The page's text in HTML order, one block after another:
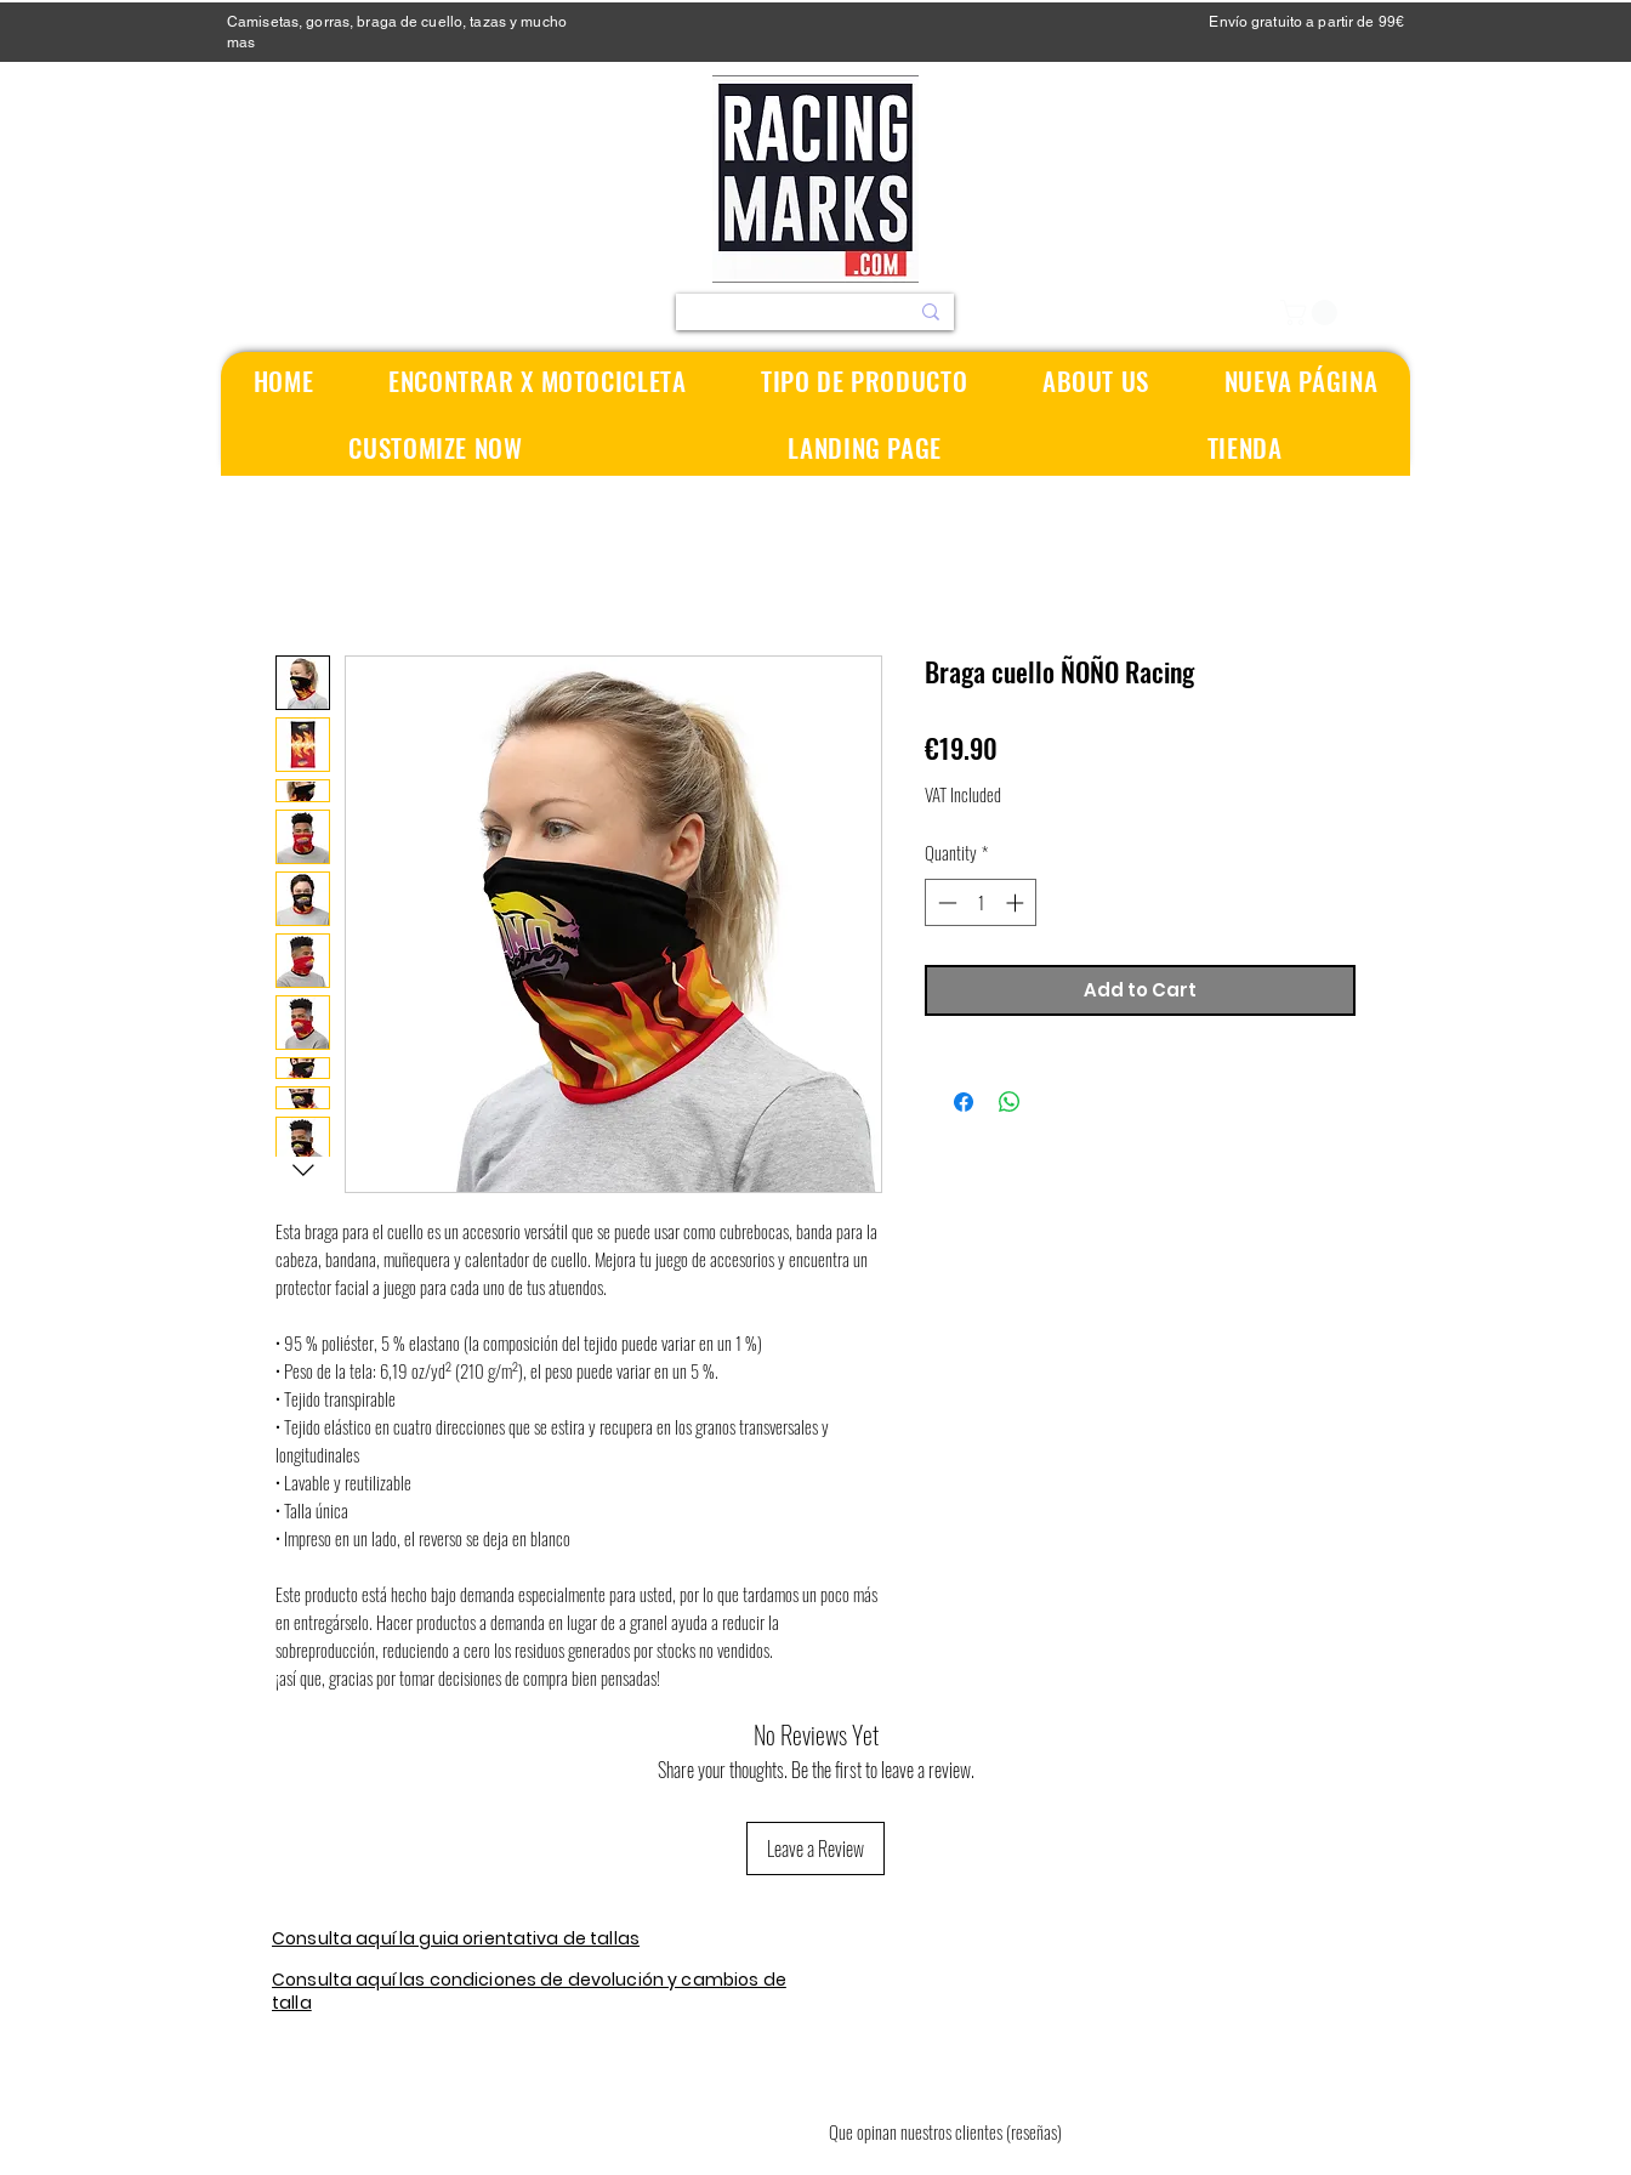
Camisetas, gorras, braga de cuello, tazas y mucho
mas
Envío gratuito a partir de 99€
HOME ENCONTRAR X MOTOCICLETA TIPO DE PRODUCTO ABOUT US
NUEVA PÁGINA
CUSTOMIZE NOW
LANDING PAGE TIENDA
Esta braga para el cuello es un accesorio versátil que se puede usar como cubrebocas, banda para la
cabeza, bandana, muñequera y calentador de cuello. Mejora tu juego de accesorios y encuentra un
protector facial a juego para cada uno de tus atuendos.
• 95 % poliéster, 5 % elastano (la composición del tejido puede variar en un 1 %)
• Peso de la tela: 6,19 oz/yd² (210 g/m²), el peso puede variar en un 5 %.
• Tejido transpirable
• Tejido elástico en cuatro direcciones que se estira y recupera en los granos transversales y
longitudinales
• Lavable y reutilizable
• Talla única
• Impreso en un lado, el reverso se deja en blanco
Este producto está hecho bajo demanda especialmente para usted, por lo que tardamos un poco más
en entregárselo. Hacer productos a demanda en lugar de a granel ayuda a reducir la
sobreproducción, reduciendo a cero los residuos generados por stocks no vendidos.
¡así que, gracias por tomar decisiones de compra bien pensadas!
Braga cuello ÑOÑO Racing
€19.90
VAT Included
Quantity*
Add to Cart
No Reviews Yet
Share your thoughts. Be the first to leave a review.
Leave a Review
Consulta aquí la guia orientativa de tallas
Consulta aquí las condiciones de devolución y cambios de
talla
Que opinan nuestros clientes (reseñas)